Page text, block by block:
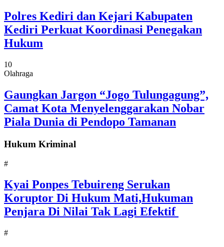
Polres Kediri dan Kejari Kabupaten
Kediri Perkuat Koordinasi Penegakan
Hukum
10
Olahraga
Gaungkan Jargon “Jogo Tulungagung”,
Camat Kota Menyelenggarakan Nobar
Piala Dunia di Pendopo Tamanan
Hukum Kriminal
#
Kyai Ponpes Tebuireng Serukan
Koruptor Di Hukum Mati,Hukuman
Penjara Di Nilai Tak Lagi Efektif
#